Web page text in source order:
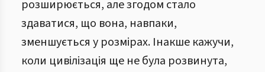
розширюється, але згодом стало
здаватися, що вона, навпаки,
зменшується у розмірах. Інакше кажучи,
коли цивілізація ще не була розвинута,